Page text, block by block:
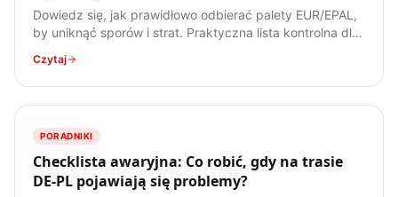
Dowiedz się, jak prawidłowo odbierać palety EUR/EPAL,
by uniknąć sporów i strat. Praktyczna lista kontrolna dla
Czytaj
PORADNIKI
Checklista awaryjna: Co robić, gdy na trasie
DE-PL pojawiają się problemy?